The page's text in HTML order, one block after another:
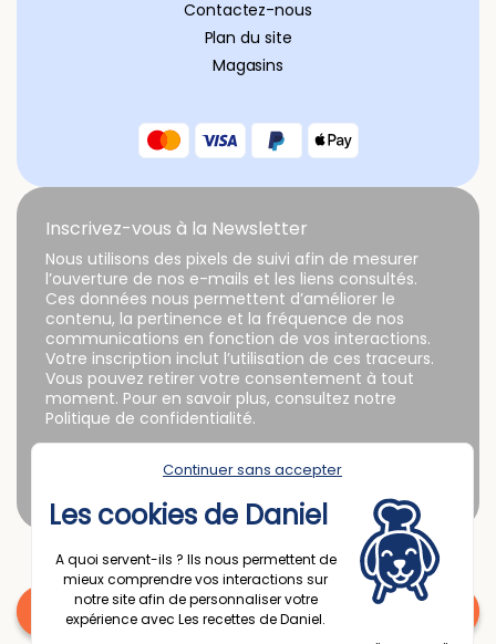
Contactez-nous
Plan du site
Magasins
Continuer sans accepter
Les cookies de Daniel
A quoi servent-ils ? Ils nous permettent de
mieux comprendre vos interactions sur
notre site afin de personnaliser votre
expérience avec Les recettes de Daniel.
Inscrivez-vous à la Newsletter
Nous utilisons des pixels de suivi afin de mesurer
l’ouverture de nos e-mails et les liens consultés.
Ces données nous permettent d’améliorer le
contenu, la pertinence et la fréquence de nos
communications en fonction de vos interactions.
Votre inscription inclut l’utilisation de ces traceurs.
Vous pouvez retirer votre consentement à tout
moment. Pour en savoir plus, consultez notre
Politique de confidentialité.
Une question ? Contactez nous